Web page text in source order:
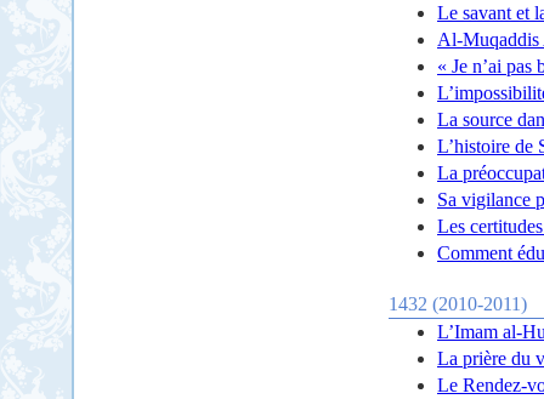
Le savant et
Al-Muqaddis
« Je n’ai pas
La source
L’histoire de
La
Sa vigilance
Les
Comment
1432 (2010-2011)
L’Imam al-
La prière du
Le Rendez-